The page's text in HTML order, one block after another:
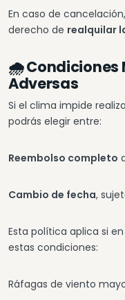
En caso de
derecho de realquilar
🌧️ Condiciones
Adversas
Si el clima impide
podrás elegir entre:
Reembolso completo
Cambio de fecha,
Esta política aplica si
estas condiciones:
Ráfagas de viento